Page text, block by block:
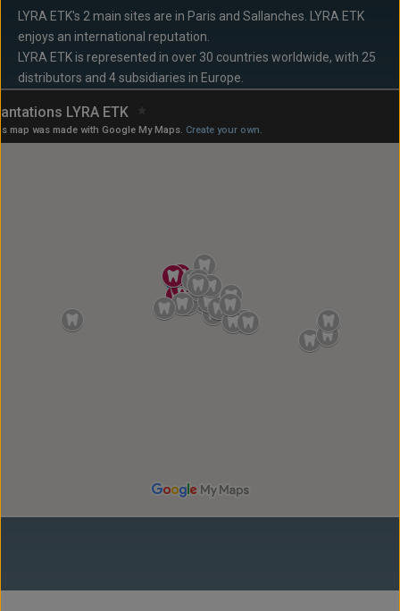
LYRA ETK's 2 main sites are in Paris and Sallanches. LYRA ETK
enjoys an international reputation.
LYRA ETK is represented in over 30 countries worldwide, with 25
distributors and 4 subsidiaries in Europe.